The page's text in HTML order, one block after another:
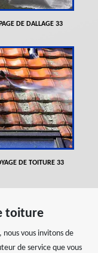
DE DALLAGE 33
DE TOITURE 33
toiture
vous invitons de
de service que vous